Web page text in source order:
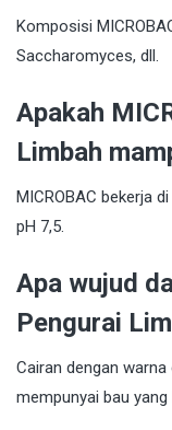
Komposisi
Saccharomyces, dll.
Apakah
Limbah
MICROBAC bekerja
pH 7,5.
Apa wujud
Pengurai
Cairan dengan
mempunyai bau yang